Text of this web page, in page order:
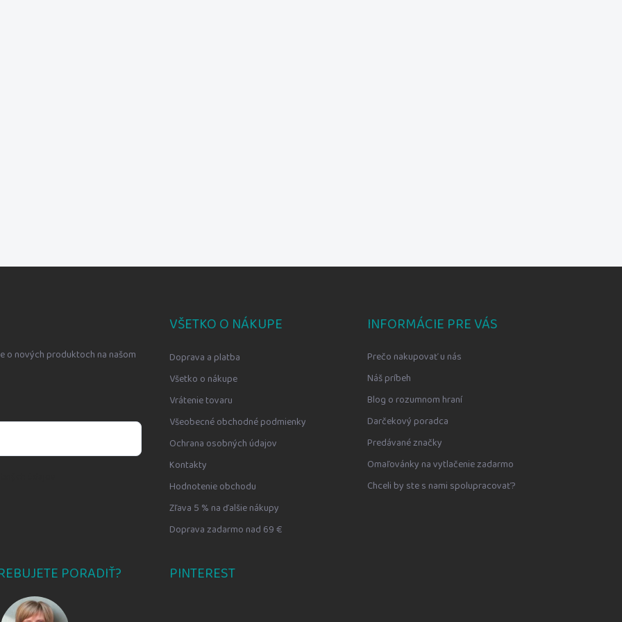
o nových produktoch na našom
VŠETKO O NÁKUPE
Doprava a platba
Všetko o nákupe
Vrátenie tovaru
Všeobecné obchodné podmienky
Ochrana osobných údajov
Kontakty
Hodnotenie obchodu
Zľava 5 % na ďalšie nákupy
Doprava zadarmo nad 69 €
INFORMÁCIE PRE VÁS
Prečo nakupovať u nás
Náš príbeh
Blog o rozumnom hraní
Darčekový poradca
Predávané značky
Omaľovánky na vytlačenie zadarmo
Chceli by ste s nami spolupracovať?
PORADIŤ? PINTEREST